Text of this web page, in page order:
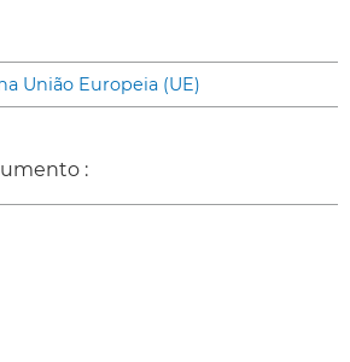
União Europeia (UE)
: